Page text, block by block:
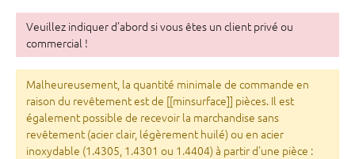
Veuillez indiquer d’abord si vous êtes un client privé ou
commercial !
Malheureusement, la quantité minimale de commande en
raison du revêtement est de [[minsurface]] pièces. Il est
également possible de recevoir la marchandise sans
revêtement (acier clair, légèrement huilé) ou en acier
inoxydable (1.4305, 1.4301 ou 1.4404) à partir d'une pièce :